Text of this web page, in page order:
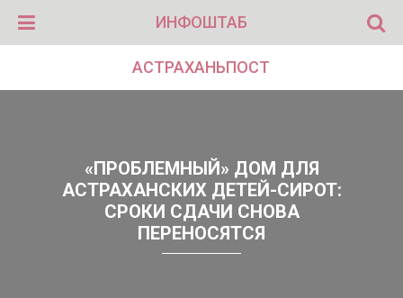
ИНФОШТАБ
АСТРАХАНЬПОСТ
«ПРОБЛЕМНЫЙ» ДОМ ДЛЯ
АСТРАХАНСКИХ ДЕТЕЙ-СИРОТ:
СРОКИ СДАЧИ СНОВА
ПЕРЕНОСЯТСЯ